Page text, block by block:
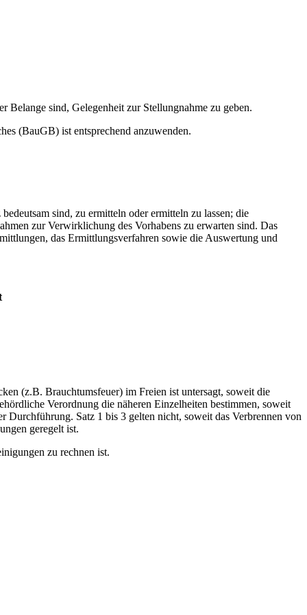
Belange sind, Gelegenheit zur Stellungnahme zu geben.
(BauGB) ist entsprechend anzuwenden.
sind, zu ermitteln oder ermitteln zu lassen; die
zur Verwirklichung des Vorhabens zu erwarten sind. Das
das Ermittlungsverfahren sowie die Auswertung und
(z.B. Brauchtumsfeuer) im Freien ist untersagt, soweit die
Verordnung die näheren Einzelheiten bestimmen, soweit
Satz 1 bis 3 gelten nicht, soweit das Verbrennen von
geregelt ist.
zu rechnen ist.